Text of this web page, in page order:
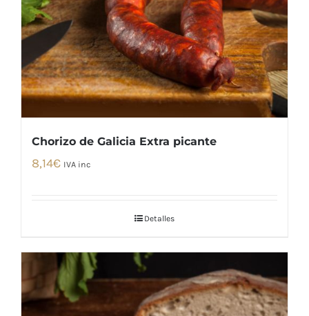
Chorizo de Galicia Extra picante
8,14€ IVA inc
Detalles